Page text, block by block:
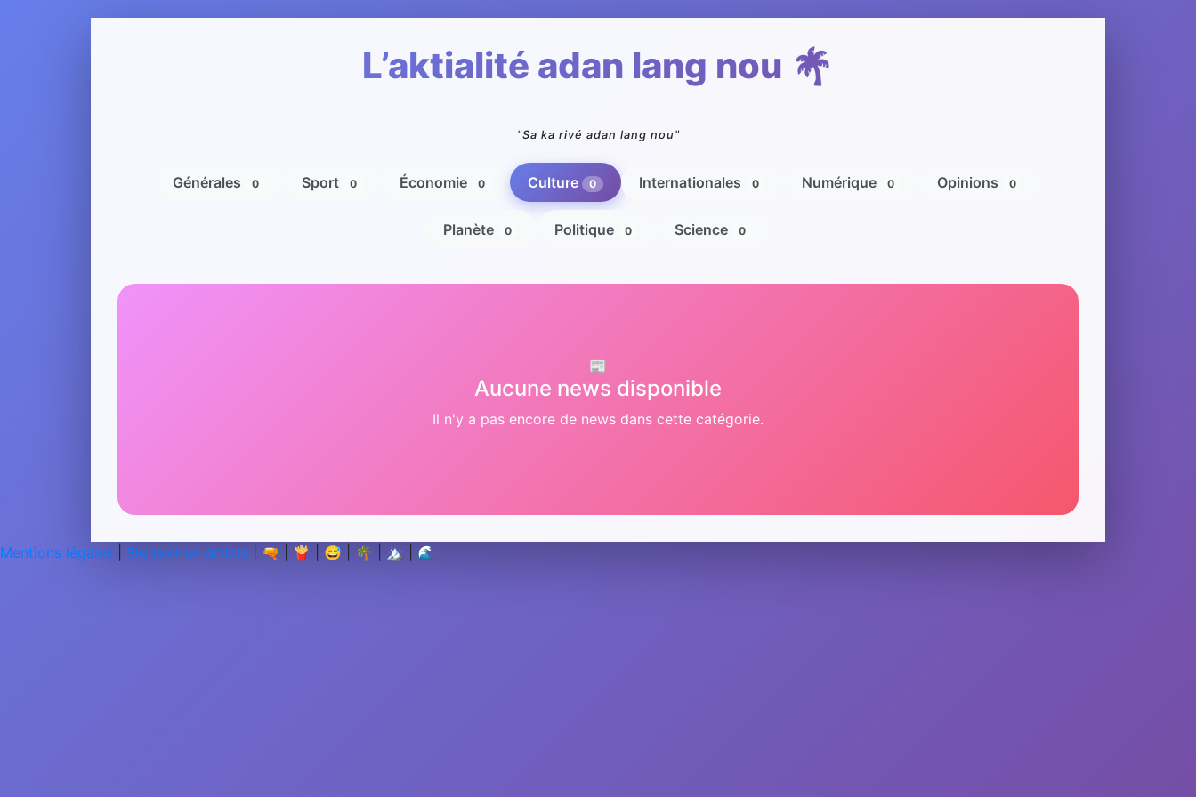
L’aktialité adan lang nou 🌴
"Sa ka rivé adan lang nou"
Générales 0 Sport 0 Économie 0 Culture 0 Internationales 0 Numérique 0 Opinions 0
Planète 0 Politique 0 Science 0
📰
Aucune news disponible
Il n'y a pas encore de news dans cette catégorie.
Mentions légales Signaler un article 🔫 🍟 😅 🌴 🏔️ 🌊